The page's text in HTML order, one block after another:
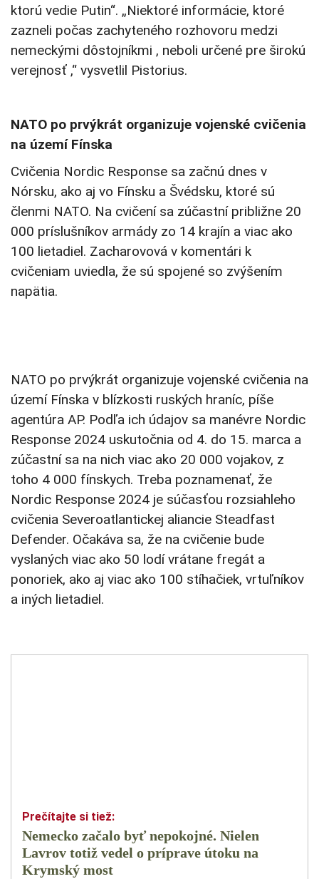
ktorú vedie Putin“. „Niektoré informácie, ktoré
zazneli počas zachyteného rozhovoru medzi
nemeckými dôstojníkmi , neboli určené pre širokú
verejnosť ,“ vysvetlil Pistorius.
NATO po prvýkrát organizuje vojenské cvičenia
na území Fínska
Cvičenia Nordic Response sa začnú dnes v
Nórsku, ako aj vo Fínsku a Švédsku, ktoré sú
členmi NATO. Na cvičení sa zúčastní približne 20
000 príslušníkov armády zo 14 krajín a viac ako
100 lietadiel. Zacharovová v komentári k
cvičeniam uviedla, že sú spojené so zvýšením
napätia.
NATO po prvýkrát organizuje vojenské cvičenia na
území Fínska v blízkosti ruských hraníc, píše
agentúra AP. Podľa ich údajov sa manévre Nordic
Response 2024 uskutočnia od 4. do 15. marca a
zúčastní sa na nich viac ako 20 000 vojakov, z
toho 4 000 fínskych. Treba poznamenať, že
Nordic Response 2024 je súčasťou rozsiahleho
cvičenia Severoatlantickej aliancie Steadfast
Defender. Očakáva sa, že na cvičenie bude
vyslaných viac ako 50 lodí vrátane fregát a
ponoriek, ako aj viac ako 100 stíhačiek, vrtuľníkov
a iných lietadiel.
Nemecko začalo byť nepokojné. Nielen
Lavrov totiž vedel o príprave útoku na
Krymský most